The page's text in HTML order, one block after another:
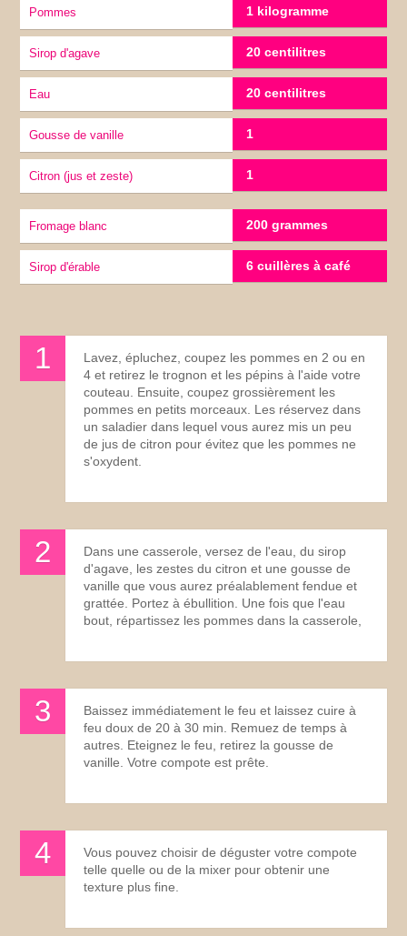
Pommes 1 kilogramme
sirop d'agave 20 centilitres
eau 20 centilitres
gousse de vanille 1
citron (jus et zeste) 1
Fromage blanc 200 grammes
sirop d'érable 6 cuillères à café
Lavez, épluchez, coupez les pommes en 2 ou en
4 et retirez le trognon et les pépins à l'aide votre
couteau. Ensuite, coupez grossièrement les
pommes en petits morceaux. Les réservez dans
un saladier dans lequel vous aurez mis un peu
de jus de citron pour évitez que les pommes ne
s'oxydent.
Dans une casserole, versez de l'eau, du sirop
d'agave, les zestes du citron et une gousse de
vanille que vous aurez préalablement fendue et
grattée. Portez à ébullition. Une fois que l'eau
bout, répartissez les pommes dans la casserole,
Baissez immédiatement le feu et laissez cuire à
feu doux de 20 à 30 min. Remuez de temps à
autres. Eteignez le feu, retirez la gousse de
vanille. Votre compote est prête.
Vous pouvez choisir de déguster votre compote
telle quelle ou de la mixer pour obtenir une
texture plus fine.